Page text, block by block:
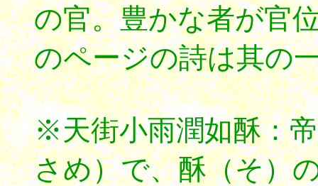
の官。豊かな者が官
のページの詩は其の
※天街小雨潤如酥：
さめ）で、酥（そ）